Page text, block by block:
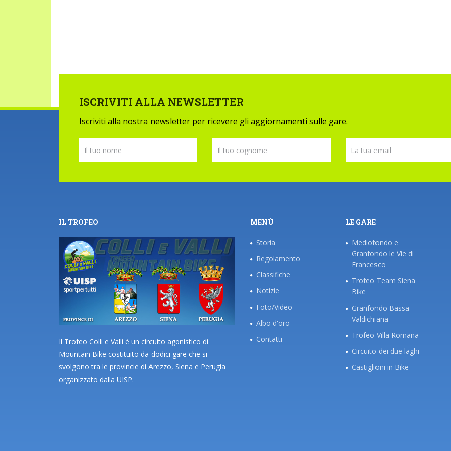
ISCRIVITI ALLA NEWSLETTER
Iscriviti alla nostra newsletter per ricevere gli aggiornamenti sulle gare.
IL TROFEO
Il Trofeo Colli e Valli è un circuito agonistico di
Mountain Bike costituito da dodici gare che si
svolgono tra le provincie di Arezzo, Siena e Perugia
organizzato dalla UISP.
MENÙ
Storia
Regolamento
Classifiche
Notizie
Foto/Video
Albo d'oro
Contatti
LE GARE
Mediofondo e
Granfondo le Vie di
Francesco
Trofeo Team Siena
Bike
Granfondo Bassa
Valdichiana
Trofeo Villa Romana
Circuito dei due laghi
Castiglioni in Bike